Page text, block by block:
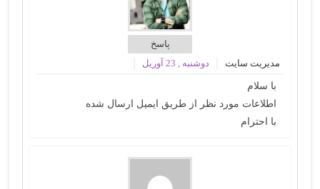
پاسخ
مدیریت سایت
دوشنبه , 23 آوریل
با سلام
اطلاعات مورد نظر از طریق ایمیل ارسال شده
با احترام